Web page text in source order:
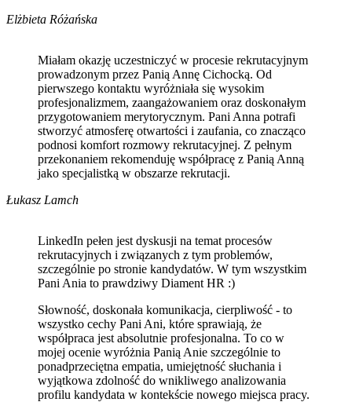
Elżbieta Różańska
Miałam okazję uczestniczyć w procesie rekrutacyjnym
prowadzonym przez Panią Annę Cichocką. Od
pierwszego kontaktu wyróżniała się wysokim
profesjonalizmem, zaangażowaniem oraz doskonałym
przygotowaniem merytorycznym. Pani Anna potrafi
stworzyć atmosferę otwartości i zaufania, co znacząco
podnosi komfort rozmowy rekrutacyjnej. Z pełnym
przekonaniem rekomenduję współpracę z Panią Anną
jako specjalistką w obszarze rekrutacji.
Łukasz Lamch
LinkedIn pełen jest dyskusji na temat procesów
rekrutacyjnych i związanych z tym problemów,
szczególnie po stronie kandydatów. W tym wszystkim
Pani Ania to prawdziwy Diament HR :)
Słowność, doskonała komunikacja, cierpliwość - to
wszystko cechy Pani Ani, które sprawiają, że
współpraca jest absolutnie profesjonalna. To co w
mojej ocenie wyróżnia Panią Anie szczególnie to
ponadprzeciętna empatia, umiejętność słuchania i
wyjątkowa zdolność do wnikliwego analizowania
profilu kandydata w kontekście nowego miejsca pracy.